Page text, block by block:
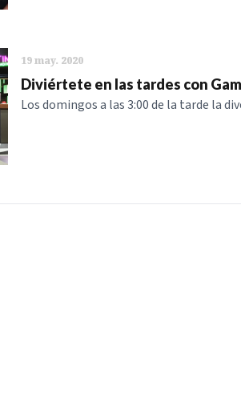
19 may. 2020
Diviértete en las tardes con
Los domingos a las 3:00 de la tarde la